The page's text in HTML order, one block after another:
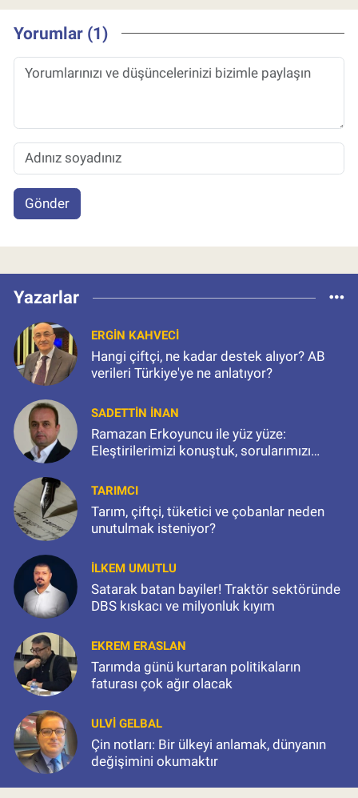
Yorumlar (1)
Gönder
Yazarlar
ERGIN KAHVECI
Hangi çiftçi, ne kadar destek alıyor? AB
verileri Türkiye'ye ne anlatıyor?
SADETTIN İNAN
Ramazan Erkoyuncu ile yüz yüze:
Eleştirilerimizi konuştuk, sorularımızı
TARIMCI
Tarım, çiftçi, tüketici ve çobanlar neden
unutulmak isteniyor?
İLKEM UMUTLU
Satarak batan bayiler! Traktör sektöründe
DBS kıskacı ve milyonluk kıyım
EKREM ERASLAN
Tarımda günü kurtaran politikaların
faturası çok ağır olacak
ULVI GELBAL
Çin notları: Bir ülkeyi anlamak, dünyanın
değişimini okumaktır